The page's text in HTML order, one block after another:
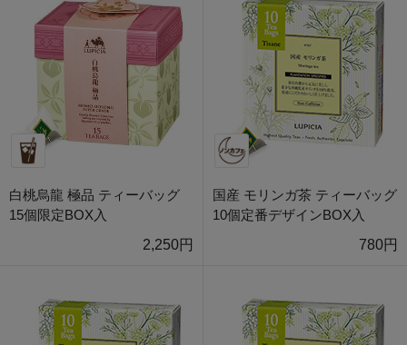
白桃烏龍 極品 ティーバッグ
15個限定BOX入
2,250円
国産 モリンガ茶 ティーバッグ
10個定番デザインBOX入
780円